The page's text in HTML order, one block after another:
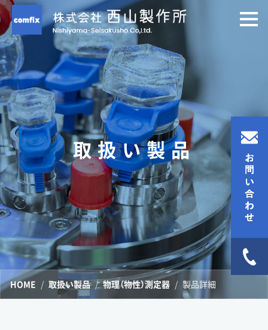
取扱い製品
HOME 取扱い製品 物理（物性）測定器 製品詳細